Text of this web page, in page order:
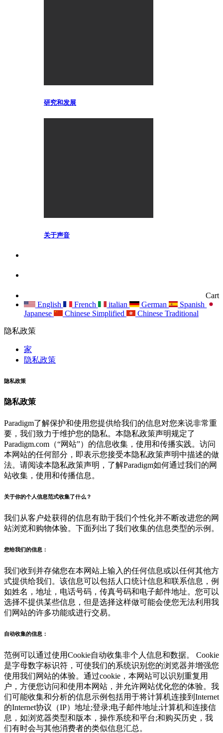
研究和发展
关于声音
Cart
English
French italian German
Spanish
Japanese
Chinese Simplified Chinese Traditional
隐私政策
家
隐私政策
隐私政策
隐私政策
Paradigm了解保护和使用您提供给我们的信息对您来说非常重
要，我们致力于维护您的隐私。本隐私政策声明规定了
Paradigm.com（“网站”）的信息收集，使用和传播实践。访问
本网站的任何部分，即表示您接受本隐私政策声明中描述的做
法。请阅读本隐私政策声明，了解Paradigm如何通过我们的网
站收集，使用和传播信息。
关于你的个人信息范式收集了什么？
我们从客户处获得的信息有助于我们个性化并不断改进您的网
站浏览和购物体验。下面列出了我们收集的信息类型的示例。
您给我们的信息：
我们收到并存储您在本网站上输入的任何信息或以任何其他方
式提供给我们。该信息可以包括人口统计信息和联系信息，例
如姓名，地址，电话号码，传真号码和电子邮件地址。您可以
选择不提供某些信息，但是选择这样做可能会使您无法利用我
们网站的许多功能或进行交易。
自动收集的信息：
范例可以通过使用Cookie自动收集非个人信息和数据。 Cookie
是字母数字标识符，可使我们的系统识别您的浏览器并增强您
使用我们网站的体验。通过cookie，本网站可以识别重复用
户，方便您访问和使用本网站，并允许网站优化您的体验。我
们可能收集和分析的信息示例包括用于将计算机连接到Internet
的Internet协议（IP）地址;登录;电子邮件地址;计算机和连接信
息，如浏览器类型和版本，操作系统和平台;和购买历史，我
们有时会与其他消费者的类似信息汇总。